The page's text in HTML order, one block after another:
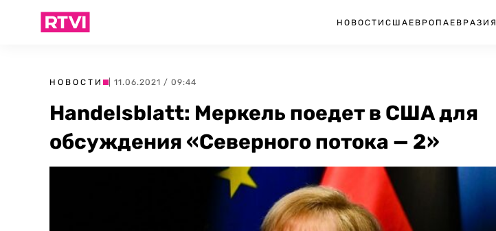
НОВОСТИ США ЕВРОПА ЕВРАЗИЯ
НОВОСТИ | 11.06.2021 / 09:44
Handelsblatt: Меркель поедет в США для
обсуждения «Северного потока — 2»